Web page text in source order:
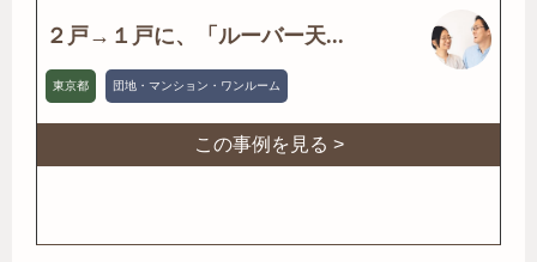
２戸→１戸に、「ルーバー天...
東京都 団地・マンション・ワンルーム
この事例を見る >